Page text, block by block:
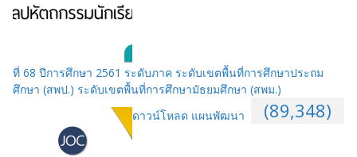
ที่ 68 ปีการศึกษา 2561 ระดับภาค ระดับเขตพื้นที่การศึกษาประถม
ศึกษา (สพป.) ระดับเขตพื้นที่การศึกษามัธยมศึกษา (สพม.)
(89,348)
ดาวน์โหลด แผนพัฒนา